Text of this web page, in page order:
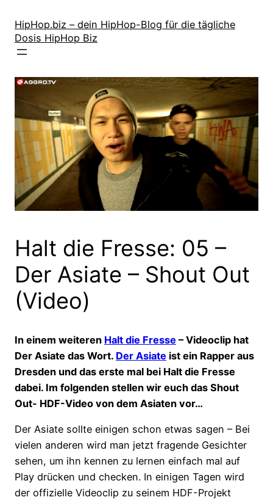
Inhalt
springen
HipHop.biz – dein HipHop-Blog für die tägliche
Dosis HipHop Biz
Halt die Fresse: 05 –
Der Asiate – Shout Out
(Video)
In einem weiteren Halt die Fresse – Videoclip hat
Der Asiate das Wort. Der Asiate ist ein Rapper aus
Dresden und das erste mal bei Halt die Fresse
dabei. Im folgenden stellen wir euch das Shout
Out- HDF-Video von dem Asiaten vor…
Der Asiate sollte einigen schon etwas sagen – Bei
vielen anderen wird man jetzt fragende Gesichter
sehen, um ihn kennen zu lernen einfach mal auf
Play drücken und checken. In einigen Tagen wird
der offizielle Videoclip zu seinem HDF-Projekt